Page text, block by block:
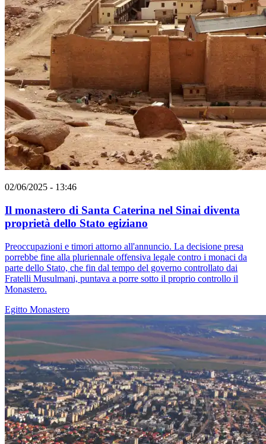
02/06/2025 - 13:46
Il monastero di Santa Caterina nel Sinai diventa
proprietà dello Stato egiziano
Preoccupazioni e timori attorno all'annuncio. La decisione presa
porrebbe fine alla pluriennale offensiva legale contro i monaci da
parte dello Stato, che fin dal tempo del governo controllato dai
Fratelli Musulmani, puntava a porre sotto il proprio controllo il
Monastero.
Egitto Monastero